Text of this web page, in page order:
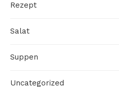
Rezept
Salat
Suppen
Uncategorized